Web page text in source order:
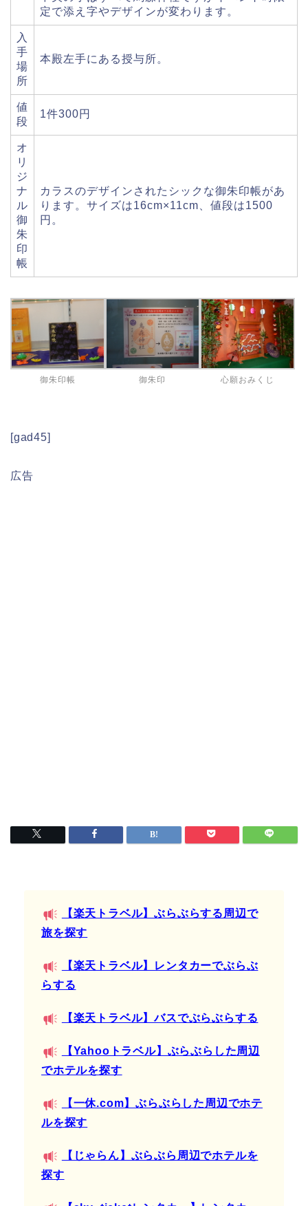
定で添え字やデザインが変わります。
入
手
場
所
本殿左手にある授与所。
値
段
1件300円
オ
リ
ジ
ナ
ル
御
朱
印
帳
カラスのデザインされたシックな御朱印帳があ
ります。サイズは16cm×11cm、値段は1500
円。
御朱印帳 御朱印 心願おみくじ
[gad45]
広告
【楽天トラベル】ぶらぶらする周辺で
旅を探す
【楽天トラベル】レンタカーでぶらぶ
らする
【楽天トラベル】バスでぶらぶらする
【Yahooトラベル】ぶらぶらした周辺
でホテルを探す
【一休.com】ぶらぶらした周辺でホテ
ルを探す
【じゃらん】ぶらぶら周辺でホテルを
探す